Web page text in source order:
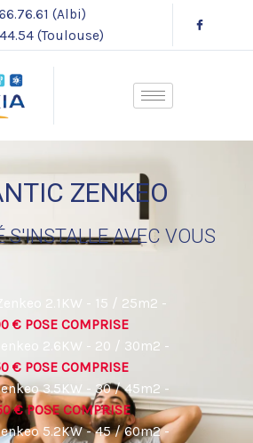
(Albi)
(Toulouse)
ZENKEO
S'INSTALLE AVEC VOUS
2.1KW - 15 / 25m2 -
€ POSE COMPRISE
2.6KW - 20 / 30m2 -
€ POSE COMPRISE
3.5KW - 30 / 45m2 -
€ POSE COMPRISE
5.2KW - 45 / 60m2 -